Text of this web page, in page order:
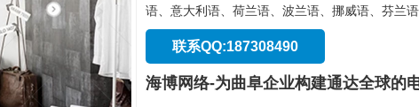
语、意大利语、荷兰语、波兰语、挪威语、芬兰语
联系QQ:187308490
海博网络-为曲阜企业构建通达全球的